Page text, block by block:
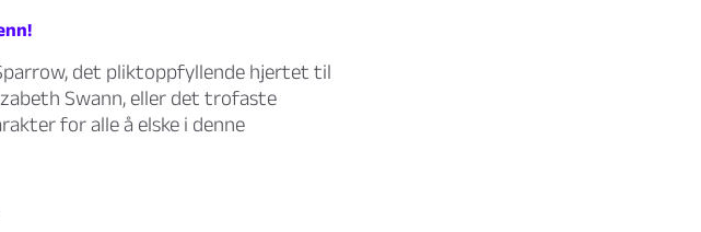
det pliktoppfyllende hjertet til
Swann, eller det trofaste
for alle å elske i denne